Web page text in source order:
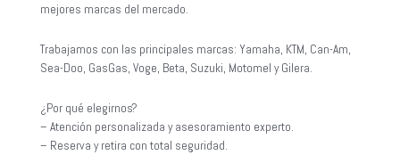
mejores marcas del mercado.
Trabajamos con las principales marcas: Yamaha, KTM, Can-Am,
Sea-Doo, GasGas, Voge, Beta, Suzuki, Motomel y Gilera.
¿Por qué elegirnos?
– Atención personalizada y asesoramiento experto.
– Reserva y retira con total seguridad.